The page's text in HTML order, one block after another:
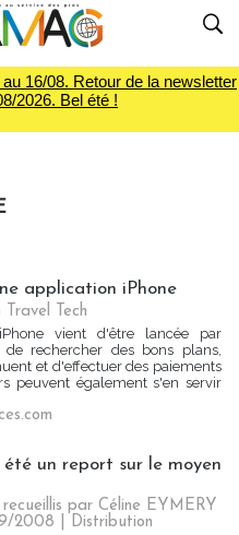
16/08. Retour de la newsletter
2026. Bel été !
application iPhone
Travel Tech
vient d'être lancée par
de rechercher des bons plans,
et d'effectuer des paiements
peuvent également s'en servir
été un report sur le moyen
recueillis par Céline EYMERY
2008
Distribution